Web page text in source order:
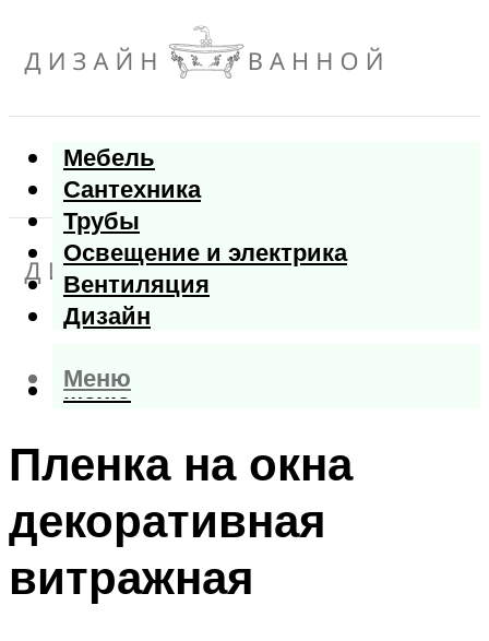
Мебель
Сантехника
Трубы
Освещение и электрика
Вентиляция
Дизайн
Меню
Меню
Пленка на окна
декоративная
витражная